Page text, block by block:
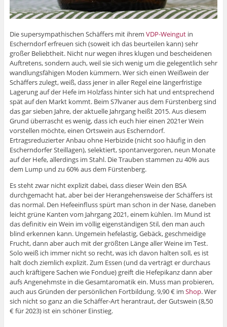
Die supersympathischen Schäffers mit ihrem VDP-Weingutin
Escherndorf erfreuen sich (soweit ich das beurteilen kann) sehr
großer Beliebtheit. Nicht nur wegen ihres klugen und bescheidenen
Auftretens, sondern auch, weil sie sich wenig um die gelegentlich sehr
wandlungsfähigen Moden kümmern. Wer sich einen Weißwein der
Schäffers zulegt, weiß, dass jener in aller Regel eine längerfristige
Lagerung auf der Hefe im Holzfass hinter sich hat und entsprechend
spät auf den Markt kommt. Beim S7lvaner aus dem Fürstenberg sind
das gar sieben Jahre, der aktuelle Jahrgang heißt 2015. Aus diesem
Grund überrascht es wenig, dass ich euch hier einen 2021er Wein
vorstellen möchte, einen Ortswein aus Escherndorf.
Ertragsreduzierter Anbau ohne Herbizide (nicht soo häufig in den
Escherndorfer Steillagen), selektiert, spontanvergoren, neun Monate
auf der Hefe, allerdings im Stahl. Die Trauben stammen zu 40% aus
dem Lump und zu 60% aus dem Fürstenberg.
Es steht zwar nicht explizit dabei, dass dieser Wein den BSA
durchgemacht hat, aber bei der Herangehensweise der Schäffers ist
das normal. Den Hefeeinfluss spürt man schon in der Nase, daneben
leicht grüne Kanten vom Jahrgang 2021, einem kühlen. Im Mund ist
das definitiv ein Wein im völlig eigenständigen Stil, den man auch
blind erkennen kann. Ungemein hefelastig, Gebäck, geschmeidige
Frucht, dann aber auch mit der größten Länge aller Weine im Test.
Solo weiß ich immer nicht so recht, was ich davon halten soll, es ist
halt doch ziemlich explizit. Zum Essen (und da verträgt er durchaus
auch kräftigere Sachen wie Fondue) greift die Hefepikanz dann aber
aufs Angenehmste in die Gesamtaromatik ein. Muss man probieren,
auch aus Gründen der persönlichen Fortbildung. 9,90 € im Shop. Wer
sich nicht so ganz an die Schäffer-Art herantraut, der Gutswein (8,50
€ für 2023) ist ein schöner Einstieg.